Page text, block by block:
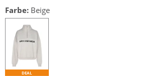
Farbe: Beige
DEAL